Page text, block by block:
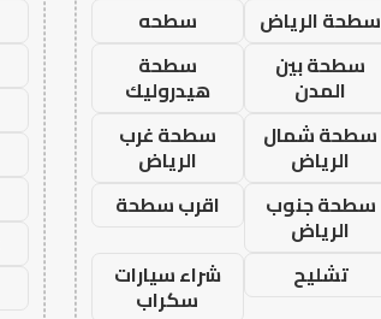
سطحة الرياض
سطحه
سطحة بين
المدن
سطحة
هيدروليك
سطحة شمال
الرياض
سطحة غرب
الرياض
سطحة جنوب
الرياض
اقرب سطحة
تشليح
شراء سيارات
سكراب